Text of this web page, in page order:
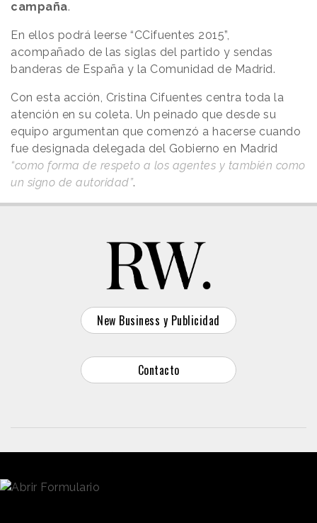
campaña.
En ellos podrá leerse “CCifuentes 2015”,
acompañado de las siglas del partido y sendas
banderas de España y la Comunidad de Madrid.
Con esta acción, Cristina Cifuentes centra toda la
atención en su coleta. Un peinado que desde su
equipo argumentan que comenzó a hacerse cuando
fue designada delegada del Gobierno en Madrid
“como forma de respeto a los agentes y también como
un signo de autoridad”.
New Business y Publicidad
Contacto
© 2026 Reason Why
Dirección: